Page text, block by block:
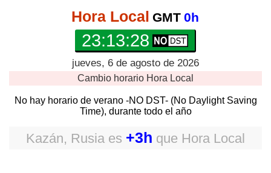
Hora Local GMT 0h
23:13:28
jueves, 6 de agosto de 2026
Cambio horario Hora Local
No hay horario de verano -NO DST- (No Daylight Saving
Time), durante todo el año
Kazán, Rusia es +3h que Hora Local